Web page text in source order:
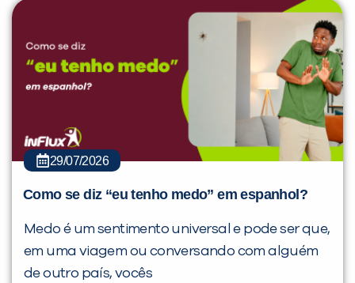
29/07/2026
Como se diz “eu tenho medo” em espanhol?
Medo é um sentimento universal e pode ser que,
em uma viagem ou conversando com alguém
de outro país, vocês